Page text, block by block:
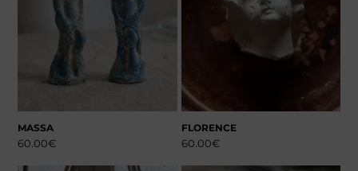
MASSA
60.00€
FLORENCE
60.00€